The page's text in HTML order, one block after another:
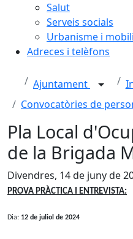
Salut
Serveis socials
Urbanisme i
Adreces i telèfons
Ajuntament
Convocatòries de
Pla Local
de la Brigada
Divendres, 14 de juny de
PROVA PRÀCTICA I ENTREVISTA:
Dia: 12 de juliol de 2024